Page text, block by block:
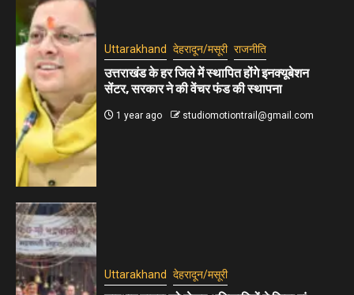
Uttarakhand देहरादून/मसूरी राजनीति
उत्तराखंड के हर जिले में स्थापित होंगे इनक्यूबेशन
सेंटर, सरकार ने की वेंचर फंड की स्थापना
1 year ago studiomotiontrail@gmail.com
Uttarakhand देहरादून/मसूरी